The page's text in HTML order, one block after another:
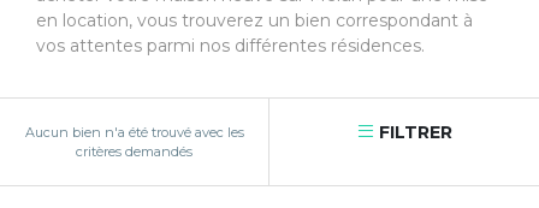
en location, vous trouverez un bien correspondant à
vos attentes parmi nos différentes résidences.
Aucun bien n'a été trouvé avec les
critères demandés
FILTRER